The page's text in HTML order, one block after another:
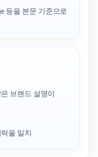
등을 본문 기준으로
브랜드 설명이
을 일치